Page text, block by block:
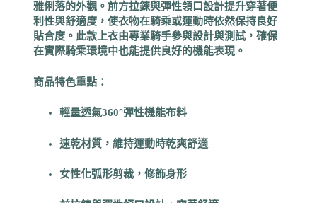
雅俐落的外觀。前方拉鍊與彈性領口設計提升穿著便
利性與舒適度，使衣物在騎乘或運動時依然保持良好
貼合度。此款上衣由專業騎手參與設計與測試，確保
在實際騎乘環境中也能提供良好的機能表現。
商品特色重點：
輕量透氣360°彈性機能布料
速乾材質，維持運動時乾爽舒適
女性化弧形剪裁，修飾身形